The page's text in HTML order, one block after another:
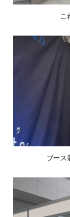
こ
ブース